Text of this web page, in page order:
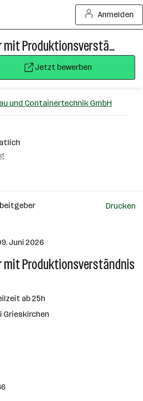
Anmelden
Sachbearbeiter mit Produktionsverständnis (m/w/d)
Jetzt bewerben
und Containertechnik GmbH
Drucken
Juni 2026
mit Produktionsverständnis
ab 25h
Grieskirchen